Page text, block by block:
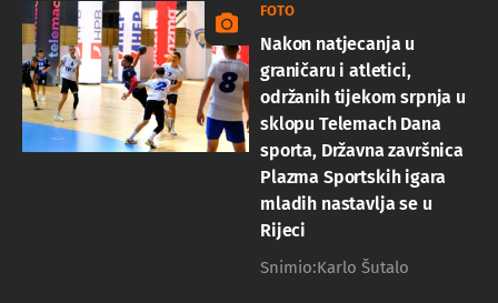
FOTO
Nakon natjecanja u
graničaru i atletici,
održanih tijekom srpnja u
sklopu Telemach Dana
sporta, Državna završnica
Plazma Sportskih igara
mladih nastavlja se u
Rijeci
Snimio:Karlo Šutalo